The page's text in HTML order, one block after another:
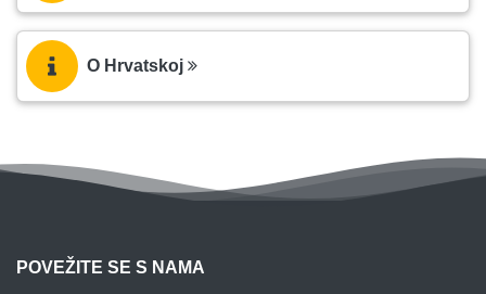
O Hrvatskoj
POVEŽITE SE S NAMA